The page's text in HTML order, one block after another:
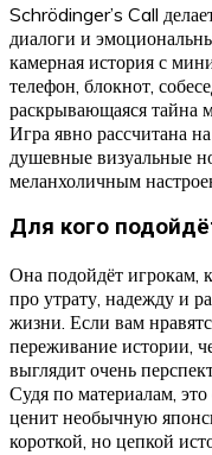
Schrödinger’s Call
диалоги и
камерная история с
телефон, блокнот,
раскрывающаяся тайна
Игра явно рассчитана
душевные визуальные
меланхоличным
Для кого
Она подойдёт игрокам,
про утрату, надежду и
жизни. Если вам
переживание истории,
выглядит очень
Судя по материалам,
ценит необычную
короткой, но цепкой